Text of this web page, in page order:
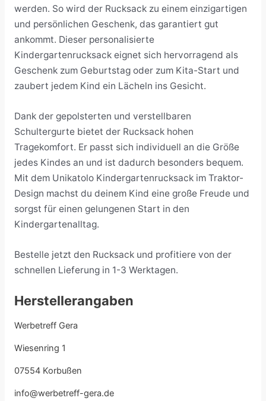
werden. So wird der Rucksack zu einem einzigartigen
und persönlichen Geschenk, das garantiert gut
ankommt. Dieser personalisierte
Kindergartenrucksack eignet sich hervorragend als
Geschenk zum Geburtstag oder zum Kita-Start und
zaubert jedem Kind ein Lächeln ins Gesicht.
Dank der gepolsterten und verstellbaren
Schultergurte bietet der Rucksack hohen
Tragekomfort. Er passt sich individuell an die Größe
jedes Kindes an und ist dadurch besonders bequem.
Mit dem Unikatolo Kindergartenrucksack im Traktor-
Design machst du deinem Kind eine große Freude und
sorgst für einen gelungenen Start in den
Kindergartenalltag.
Bestelle jetzt den Rucksack und profitiere von der
schnellen Lieferung in 1-3 Werktagen.
Herstellerangaben
Werbetreff Gera
Wiesenring 1
07554 Korbußen
info@werbetreff-gera.de